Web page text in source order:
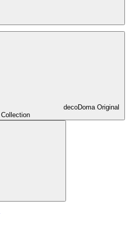
decoDoma Original
Collection